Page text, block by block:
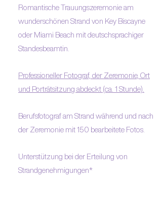
Romantische Trauungszeremonie am
wunderschönen Strand von Key Biscayne
oder Miami Beach mit deutschsprachiger
Standesbeamtin.
Professioneller Fotograf, der Zeremonie, Ort
und Porträtsitzung abdeckt (ca. 1 Stunde).
Berufsfotograf am Strand während und nach
der Zeremonie mit 150 bearbeitete Fotos.
Unterstützung bei der Erteilung von
Strandgenehmigungen*